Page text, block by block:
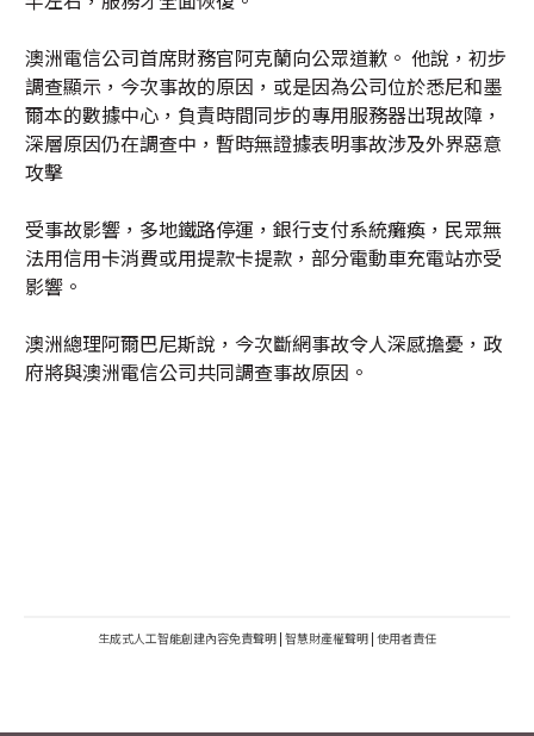
澳洲電信公司首席財務官阿克蘭向公眾道歉。 他說，初步
調查顯示，今次事故的原因，或是因為公司位於悉尼和墨
爾本的數據中心，負責時間同步的專用服務器出現故障，
深層原因仍在調查中，暫時無證據表明事故涉及外界惡意
攻擊
受事故影響，多地鐵路停運，銀行支付系統癱瘓，民眾無
法用信用卡消費或用提款卡提款，部分電動車充電站亦受
影響。
澳洲總理阿爾巴尼斯說，今次斷網事故令人深感擔憂，政
府將與澳洲電信公司共同調查事故原因。
生成式人工智能創建內容免責聲明 | 智慧財產權聲明 | 使用者責任